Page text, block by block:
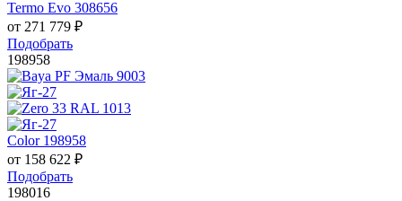
Termo Evo 308656
от 271 779 ₽
Подобрать
198958
Color 198958
от 158 622 ₽
Подобрать
198016